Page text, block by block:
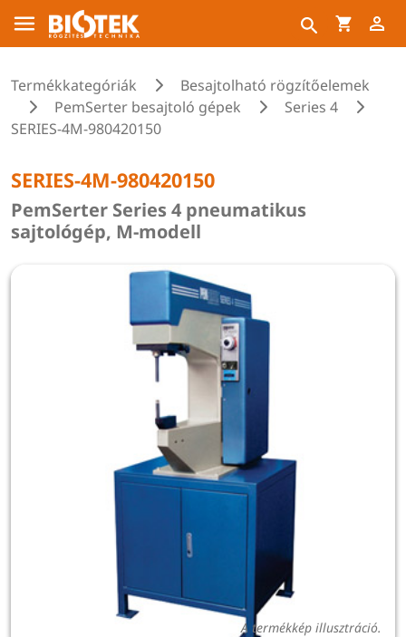
Termékkategóriák
Besajtolható rögzítőelemek
PemSerter besajtoló gépek
Series 4
SERIES-4M-980420150
SERIES-4M-980420150
PemSerter Series 4 pneumatikus
sajtológép, M-modell
A termékkép illusztráció.